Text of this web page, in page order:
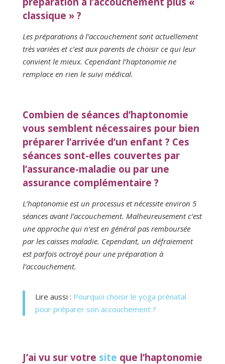
classique » ?
Les préparations à l’accouchement sont actuellement
très variées et c’est aux parents de choisir ce qui leur
convient le mieux. Cependant l’haptonomie ne
remplace en rien le suivi médical.
Combien de séances d’haptonomie
vous semblent nécessaires pour bien
préparer l’arrivée d’un enfant ? Ces
séances sont-elles couvertes par
l’assurance-maladie ou par une
assurance complémentaire ?
L’haptonomie est un processus et nécessite environ 5
séances avant l’accouchement. Malheureusement c’est
une approche qui n’est en général pas remboursée
par les caisses maladie. Cependant, un défraiement
est parfois octroyé pour une préparation à
l’accouchement.
Lire aussi : Pourquoi choisir le yoga prénatal
pour préparer son accouchement ?
J’ai vu sur votre site que l’haptonomie